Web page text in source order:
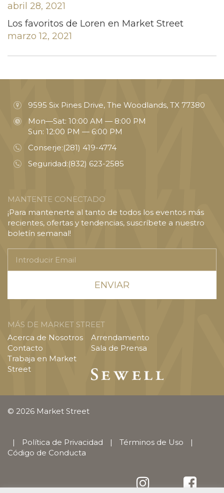
abril 28, 2021
Los favoritos de Loren en Market Street
marzo 12, 2021
9595 Six Pines Drive, The Woodlands, TX 77380
Mon—Sat: 10:00 AM — 8:00 PM
Sun: 12:00 PM — 6:00 PM
Conserje:(281) 419-4774
Seguridad:(832) 623-2585
MANTENTE CONECTADO
¡Para mantenerte al tanto de todos los eventos más
recientes, ofertas y tendencias, suscríbete a nuestro
boletín semanal!
Email
MÁS DE MARKET STREET
Acerca de Nosotros
Contacto
Trabaja en Market
Street
Arrendamiento
Sala de Prensa
© 2026 Market Street
| Política de Privacidad | Términos de Uso
|
Código de Conducta